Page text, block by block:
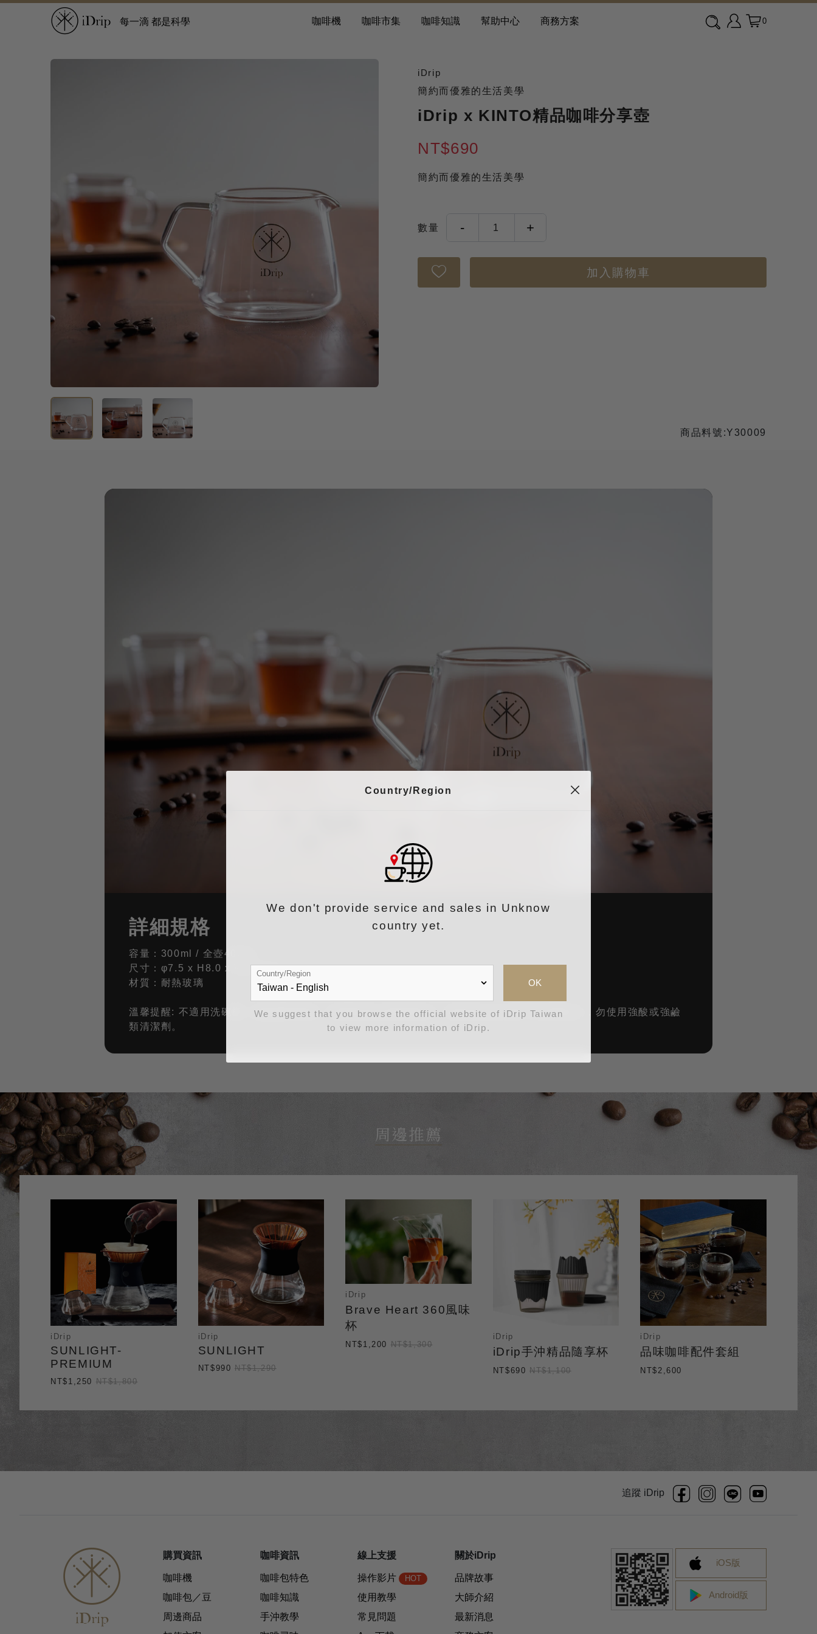
每一滴 都是科學 咖啡機 咖啡市集 咖啡知識 幫助中心 商務方案 0
iDrip
簡約而優雅的生活美學
iDrip x KINTO精品咖啡分享壺
NT$690
簡約而優雅的生活美學
數量 - 1 +
加入購物車
商品料號:Y30009
詳細規格
容量：300ml / 全壺400ml
尺寸：φ7.5 x H8.0 x W12.5cm
材質：耐熱玻璃
溫馨提醒: 不適用洗碗機、微波爐和烤箱，清潔時請以海棉和軟布，使用清水或少量中性洗劑為主，勿使用強酸或強鹼
類清潔劑。
周邊推薦
iDrip
SUNLIGHT-
PREMIUM
NT$1,250 NT$1,800
iDrip
SUNLIGHT
NT$990 NT$1,290
iDrip
Brave Heart 360風味
杯
NT$1,200 NT$1,300
iDrip
iDrip手沖精品隨享杯
NT$690 NT$1,100
iDrip
品味咖啡配件套組
NT$2,600
追蹤 iDrip
購買資訊
咖啡機
咖啡包／豆
周邊商品
咖啡資訊
咖啡包特色
咖啡知識
手沖教學
線上支援
操作影片 HOT
使用教學
常見問題
關於iDrip
品牌故事
大師介紹
最新消息
iOS版
Android版
Country/Region
We don't provide service and sales in Unknow
country yet.
Country/Region
OK
We suggest that you browse the official website of iDrip Taiwan
to view more information of iDrip.